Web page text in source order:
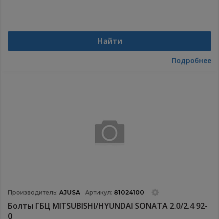
Найти
Подробнее
Производитель: AJUSA Артикул: 81024100
Болты ГБЦ MITSUBISHI/HYUNDAI SONATA 2.0/2.4 92-
0